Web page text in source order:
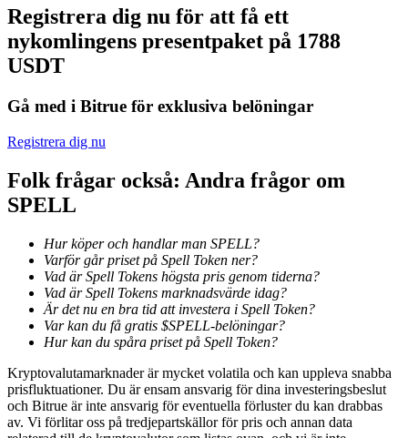
Utsättning
Launchpool
Flexibel insats för att tjäna populära tokens
Registrera dig nu för att få ett
nykomlingens presentpaket på 1788
USDT
Gå med i Bitrue för exklusiva belöningar
Registrera dig nu
Folk frågar också: Andra frågor om
SPELL
Hur köper och handlar man SPELL?
Varför går priset på Spell Token ner?
Vad är Spell Tokens högsta pris genom tiderna?
Vad är Spell Tokens marknadsvärde idag?
Är det nu en bra tid att investera i Spell Token?
Var kan du få gratis $SPELL-belöningar?
Hur kan du spåra priset på Spell Token?
Kryptovalutamarknader är mycket volatila och kan uppleva snabba
prisfluktuationer. Du är ensam ansvarig för dina investeringsbeslut
och Bitrue är inte ansvarig för eventuella förluster du kan drabbas
av. Vi förlitar oss på tredjepartskällor för pris och annan data